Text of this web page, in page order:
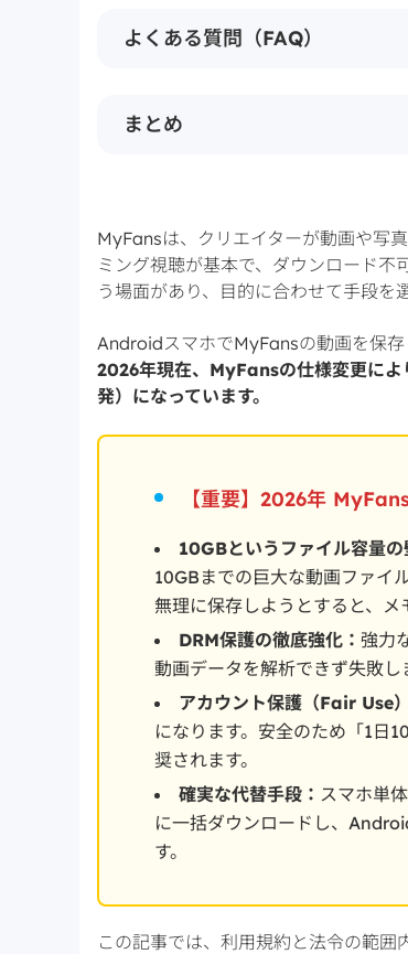
よくある質問（FAQ）
まとめ
MyFansは、クリエイターが動画や写
ミング視聴が基本で、ダウンロード不
う場面があり、目的に合わせて手段を
AndroidスマホでMyFansの動画を保存
2026年現在、MyFansの仕様変更によ
発）になっています。
【重要】2026年
10GBというファイル容量の
10GBまでの巨大な動画ファイ
無理に保存しようとすると、メ
DRM保護の徹底強化： 強力
動画データを解析できず失敗し
アカウント保護（Fair Use
になります。安全のため「1日
奨されます。
確実な代替手段： スマホ単
に一括ダウンロードし、
す。
この記事では、利用規約と法令の範